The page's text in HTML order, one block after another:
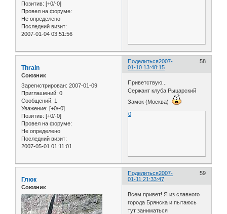
Позитив: [+0/-0]
Провел на форуме:
Не определено
Последний визит:
2007-01-04 03:51:56
Поделиться 58
2007-
01-10 13:48:15
Thrain
Союзник
Зарегистрирован: 2007-01-09
Приглашений: 0
Сообщений: 1
Уважение: [+0/-0]
Позитив: [+0/-0]
Провел на форуме:
Не определено
Последний визит:
2007-05-01 01:11:01
Приветствую...
Сержант клуба Рыцарский
Замок (Москва)
0
Поделиться 59
2007-
01-11 21:33:47
Глюк
Союзник
Всем привет! Я из славного
города Брянска и пытаюсь
тут заниматься